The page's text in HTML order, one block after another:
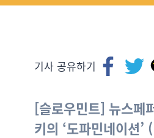
기사 공유하기
[슬로우민트] 뉴스페
키의 ‘도파민네이션’ (